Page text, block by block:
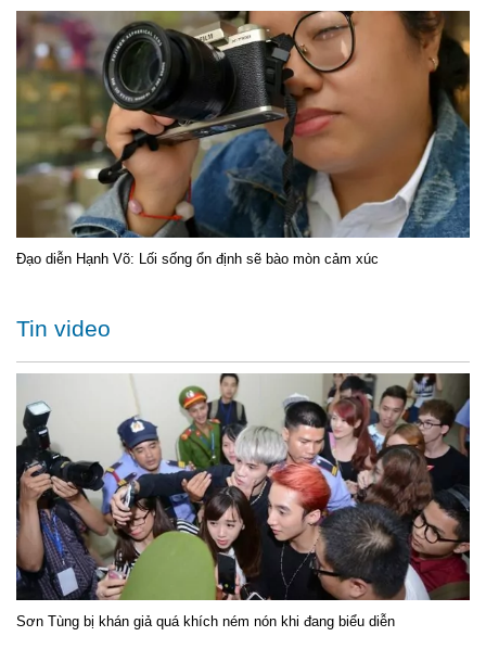
Đạo diễn Hạnh Võ: Lối sống ổn định sẽ bào mòn cảm xúc
Tin video
Sơn Tùng bị khán giả quá khích ném nón khi đang biểu diễn